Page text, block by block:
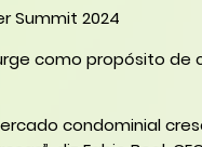
Summit 2024
como propósito de
condominial